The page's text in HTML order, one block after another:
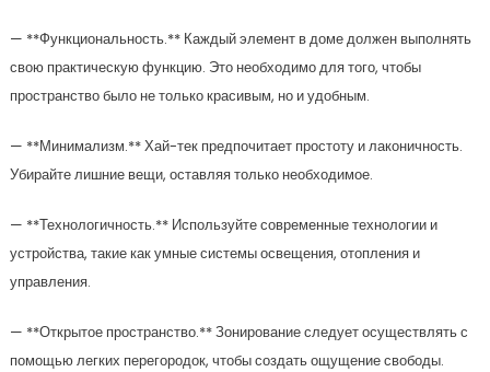
— **Функциональность.** Каждый элемент в доме должен выполнять
свою практическую функцию. Это необходимо для того, чтобы
пространство было не только красивым, но и удобным.
— **Минимализм.** Хай-тек предпочитает простоту и лаконичность.
Убирайте лишние вещи, оставляя только необходимое.
— **Технологичность.** Используйте современные технологии и
устройства, такие как умные системы освещения, отопления и
управления.
— **Открытое пространство.** Зонирование следует осуществлять с
помощью легких перегородок, чтобы создать ощущение свободы.